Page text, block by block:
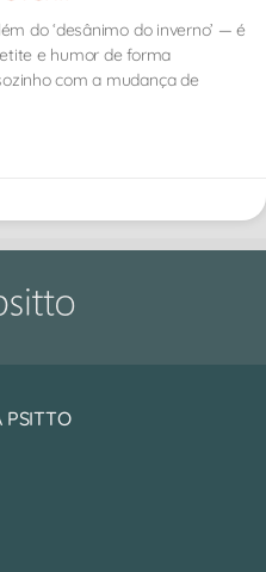
do ‘desânimo do inverno’ — é
e humor de forma
com a mudança de
PSITTO